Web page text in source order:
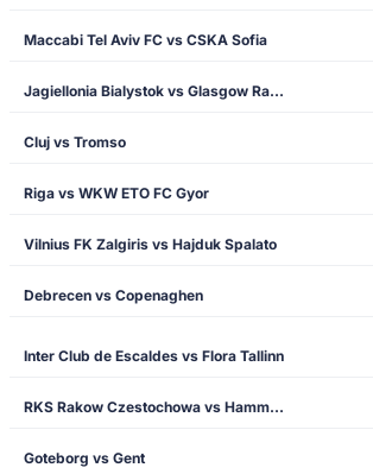
Maccabi Tel Aviv FC vs CSKA Sofia
Jagiellonia Bialystok vs Glasgow Rangers
Cluj vs Tromso
Riga vs WKW ETO FC Gyor
Vilnius FK Zalgiris vs Hajduk Spalato
Debrecen vs Copenaghen
Inter Club de Escaldes vs Flora Tallinn
RKS Rakow Czestochowa vs Hammarby
Goteborg vs Gent